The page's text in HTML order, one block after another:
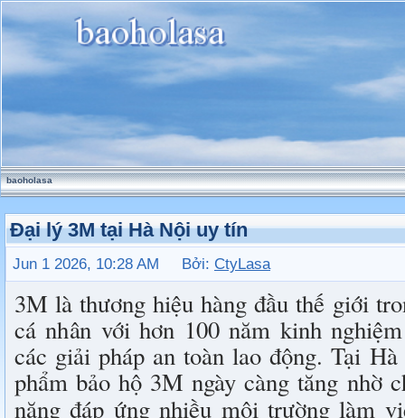
baoholasa
Đại lý 3M tại Hà Nội uy tín
Jun 1 2026, 10:28 AM Bởi: CtyLasa
3M là thương hiệu hàng đầu thế giới
cá nhân với hơn 100 năm kinh
các giải pháp an toàn lao động. Tại
phẩm bảo hộ 3M ngày càng tăng nhờ
năng đáp ứng nhiều môi trường làm